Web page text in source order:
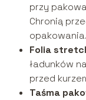
przy
Chronią
opakowania.
Folia
ładunków
przed
Taśma